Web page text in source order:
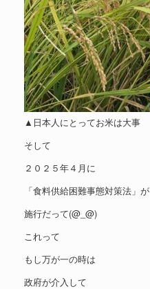
▲日本人にとってお米は大事
そして
２０２５年４月に
「食料供給困難事態対策法」が
施行だって(@_@)
これって
もし万が一の時は
政府が介入して